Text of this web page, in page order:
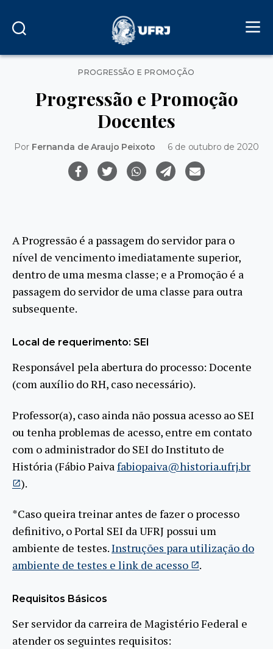
Categorias
PROGRESSÃO E PROMOÇÃO
Progressão e Promoção
Docentes
Por Fernanda de Araujo Peixoto 6 de outubro de 2020
A Progressão é a passagem do servidor para o
nível de vencimento imediatamente superior,
dentro de uma mesma classe; e a Promoção é a
passagem do servidor de uma classe para outra
subsequente.
Local de requerimento: SEI
Responsável pela abertura do processo: Docente
(com auxílio do RH, caso necessário).
Professor(a), caso ainda não possua acesso ao SEI
ou tenha problemas de acesso, entre em contato
com o administrador do SEI do Instituto de
História (Fábio Paiva fabiopaiva@historia.ufrj.br
).
*Caso queira treinar antes de fazer o processo
definitivo, o Portal SEI da UFRJ possui um
ambiente de testes.Instruções para utilização do
ambiente de testes e link de acesso
.
Requisitos Básicos
Ser servidor da carreira de Magistério Federal e
atender os seguintes requisitos: